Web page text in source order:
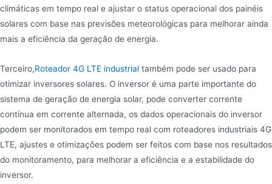
climáticas em tempo real e ajustar o status operacional dos painéis
solares com base nas previsões meteorológicas para melhorar ainda
mais a eficiência da geração de energia.
Terceiro,Roteador 4G LTE industrial também pode ser usado para
otimizar inversores solares. O inversor é uma parte importante do
sistema de geração de energia solar, pode converter corrente
contínua em corrente alternada, os dados operacionais do inversor
podem ser monitorados em tempo real com roteadores industriais 4G
LTE, ajustes e otimizações podem ser feitos com base nos resultados
do monitoramento, para melhorar a eficiência e a estabilidade do
inversor.